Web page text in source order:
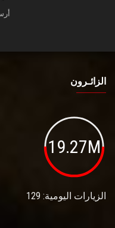
الزائـرون
19.27M
الزيارات اليومية: 129